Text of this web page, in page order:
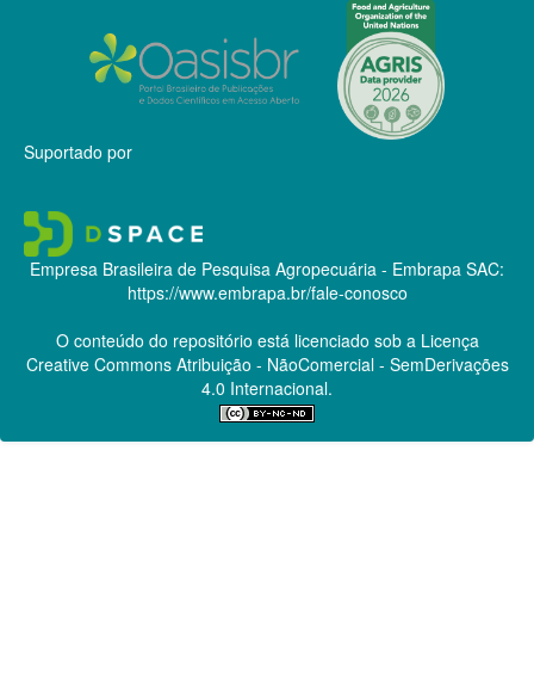
Suportado por
Empresa Brasileira de Pesquisa Agropecuária - Embrapa SAC:
https://www.embrapa.br/fale-conosco
O conteúdo do repositório está licenciado sob a Licença
Creative CommonsAtribuição - NãoComercial - SemDerivações
4.0 Internacional.